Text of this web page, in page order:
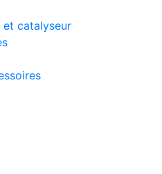
et catalyseur